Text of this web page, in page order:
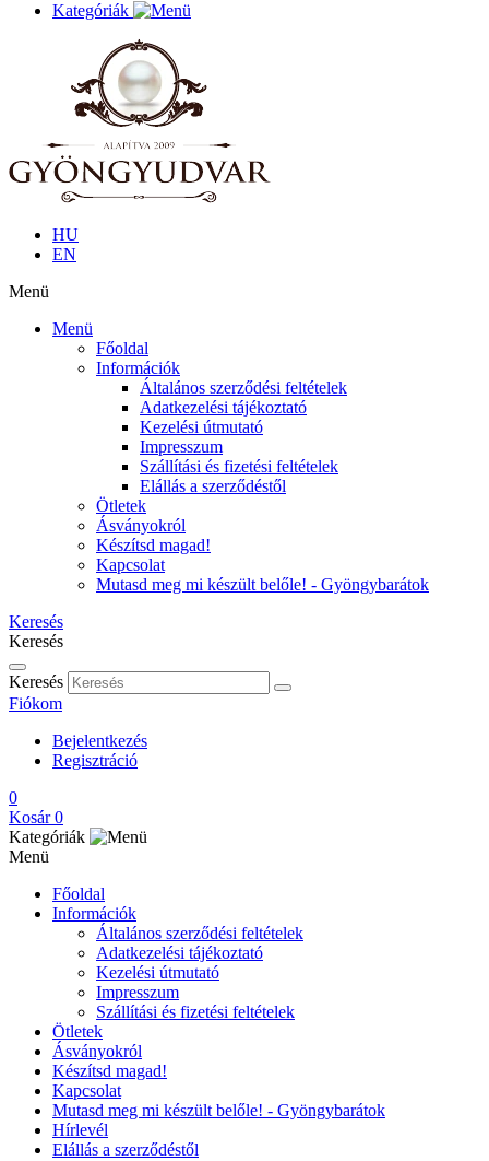
Kategóriák
HU
EN
Menü
Menü
Főoldal
Információk
Általános szerződési feltételek
Adatkezelési tájékoztató
Kezelési útmutató
Impresszum
Szállítási és fizetési feltételek
Elállás a szerződéstől
Ötletek
Ásványokról
Készítsd magad!
Kapcsolat
Mutasd meg mi készült belőle! - Gyöngybarátok
Keresés
Keresés
Keresés
Fiókom
Bejelentkezés
Regisztráció
0
Kosár 0
Kategóriák
Menü
Főoldal
Információk
Általános szerződési feltételek
Adatkezelési tájékoztató
Kezelési útmutató
Impresszum
Szállítási és fizetési feltételek
Ötletek
Ásványokról
Készítsd magad!
Kapcsolat
Mutasd meg mi készült belőle! - Gyöngybarátok
Hírlevél
Elállás a szerződéstől